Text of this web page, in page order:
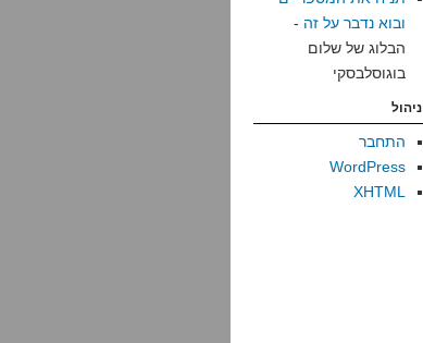
ובוא נדבר על זה -
הבלוג של שלום
בוגוסלבסקי
ניהול
התחבר
WordPress
XHTML